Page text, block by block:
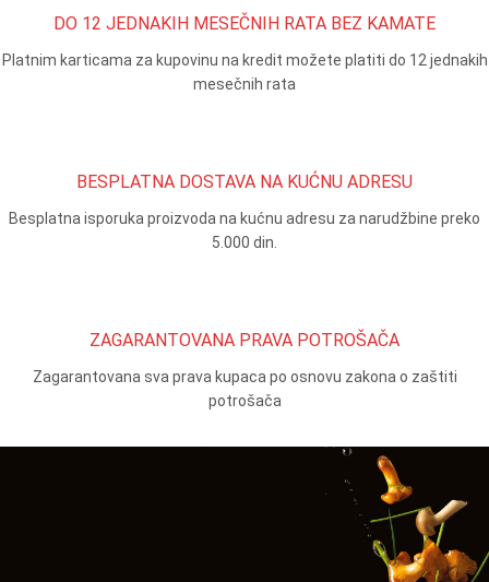
DO 12 JEDNAKIH MESEČNIH RATA BEZ KAMATE
Platnim karticama za kupovinu na kredit možete platiti do 12 jednakih
mesečnih rata
BESPLATNA DOSTAVA NA KUĆNU ADRESU
Besplatna isporuka proizvoda na kućnu adresu za narudžbine preko
5.000 din.
ZAGARANTOVANA PRAVA POTROŠAČA
Zagarantovana sva prava kupaca po osnovu zakona o zaštiti
potrošača